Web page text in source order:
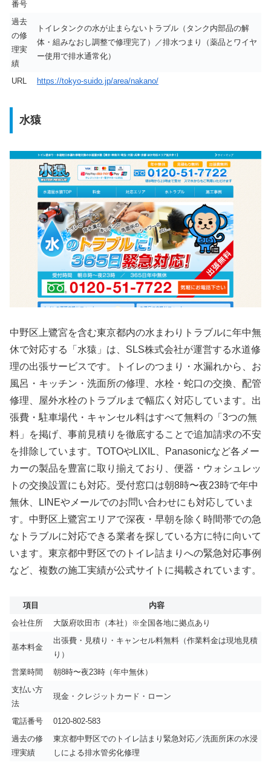
番号
過去
の修
理実
績
トイレタンクの水が止まらないトラブル（タンク内部品の解
体・組みなおし調整で修理完了）／排水つまり（薬品とワイヤ
ー使用で排水通常化）
URL https://tokyo-suido.jp/area/nakano/
水猿
中野区上鷺宮を含む東京都内の水まわりトラブルに年中無
休で対応する「水猿」は、SLS株式会社が運営する水道修
理の出張サービスです。トイレのつまり・水漏れから、お
風呂・キッチン・洗面所の修理、水栓・蛇口の交換、配管
修理、屋外水栓のトラブルまで幅広く対応しています。出
張費・駐車場代・キャンセル料はすべて無料の「3つの無
料」を掲げ、事前見積りを徹底することで追加請求の不安
を排除しています。TOTOやLIXIL、Panasonicなど各メー
カーの製品を豊富に取り揃えており、便器・ウォシュレッ
トの交換設置にも対応。受付窓口は朝8時〜夜23時で年中
無休、LINEやメールでのお問い合わせにも対応していま
す。中野区上鷺宮エリアで深夜・早朝を除く時間帯での急
なトラブルに対応できる業者を探している方に特に向いて
います。東京都中野区でのトイレ詰まりへの緊急対応事例
など、複数の施工実績が公式サイトに掲載されています。
項目
内容
会社住所
大阪府吹田市（本社）※全国各地に拠点あり
基本料金
出張費・見積り・キャンセル料無料（作業料金は現地見積
り）
営業時間
朝8時〜夜23時（年中無休）
支払い方
法
現金・クレジットカード・ローン
電話番号
0120-802-583
過去の修
理実績
東京都中野区でのトイレ詰まり緊急対応／洗面所床の水浸
しによる排水管劣化修理